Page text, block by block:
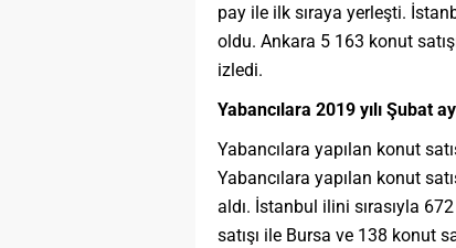
pay ile ilk sıraya yerleşti.
oldu. Ankara 5 163 konut
izledi.
Yabancılara 2019 yılı Şubat
Yabancılara yapılan konut
Yabancılara yapılan konut
aldı. İstanbul ilini sırasıyla
satışı ile Bursa ve 138 konut